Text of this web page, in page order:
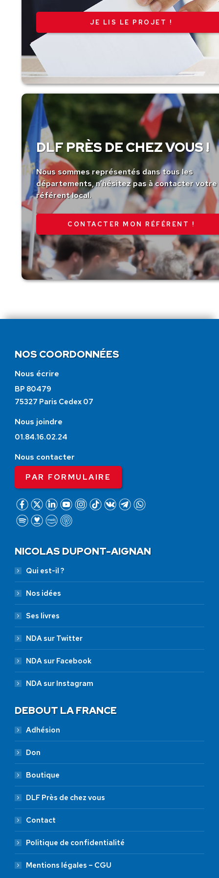
JE LIS LE PROJET !
DLF PRÈS DE CHEZ VOUS !
Nous sommes représentés dans tous les
départements, n’hésitez pas à contacter votre
référent local.
CONTACTER MON RÉFÉRENT !
NOS COORDONNÉES
Nous écrire
BP 80479
75327 Paris Cedex 07
Nous joindre
01.84.16.02.24
Nous contacter
PAR FORMULAIRE
NICOLAS DUPONT-AIGNAN
Qui est-il ?
Nos idées
Ses livres
NDA sur Twitter
NDA sur Facebook
NDA sur Instagram
DEBOUT LA FRANCE
Adhésion
Don
Boutique
DLF Près de chez vous
Contact
Politique de confidentialité
Mentions légales – CGU